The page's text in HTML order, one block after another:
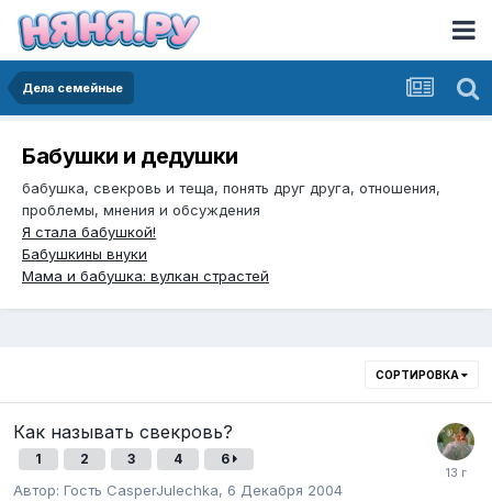
Дела семейные
Бабушки и дедушки
бабушка, свекровь и теща, понять друг друга, отношения,
проблемы, мнения и обсуждения
Я стала бабушкой!
Бабушкины внуки
Мама и бабушка: вулкан страстей
СОРТИРОВКА
Как называть свекровь?
1 2 3 4 6
Автор: Гость CasperJulechka, 6 Декабря 2004